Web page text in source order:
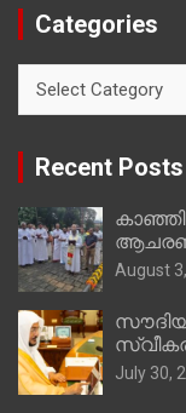
Categories
Recent Posts
August
July 30,